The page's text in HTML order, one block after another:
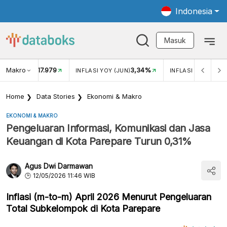
Indonesia
Masuk
Makro
USD/IDR 17.979 INFLASI YOY (JUN)3,34% INFLASI MOM
Home Data Stories Ekonomi & Makro
EKONOMI & MAKRO
Pengeluaran Informasi, Komunikasi dan Jasa
Keuangan di Kota Parepare Turun 0,31%
Agus Dwi Darmawan
12/05/2026 11:46 WIB
Inflasi (m-to-m) April 2026 Menurut Pengeluaran
Total Subkelompok di Kota Parepare